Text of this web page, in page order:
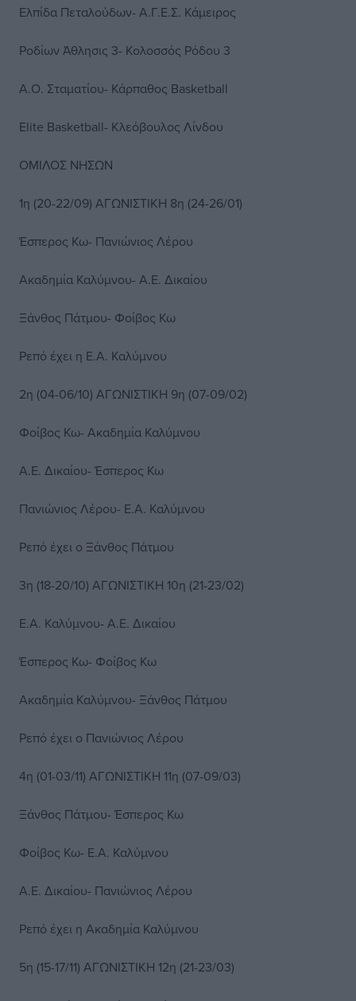
Ελπίδα Πεταλούδων- Α.Γ.Ε.Σ. Κάμειρος
Ροδίων Άθλησις 3- Κολοσσός Ρόδου 3
Α.Ο. Σταματίου- Κάρπαθος Basketball
Elite Basketball- Κλεόβουλος Λίνδου
ΟΜΙΛΟΣ ΝΗΣΩΝ
1η (20-22/09) ΑΓΩΝΙΣΤΙΚΗ 8η (24-26/01)
Έσπερος Κω- Πανιώνιος Λέρου
Ακαδημία Καλύμνου- Α.Ε. Δικαίου
Ξάνθος Πάτμου- Φοίβος Κω
Ρεπό έχει η Ε.Α. Καλύμνου
2η (04-06/10) ΑΓΩΝΙΣΤΙΚΗ 9η (07-09/02)
Φοίβος Κω- Ακαδημία Καλύμνου
Α.Ε. Δικαίου- Έσπερος Κω
Πανιώνιος Λέρου- Ε.Α. Καλύμνου
Ρεπό έχει ο Ξάνθος Πάτμου
3η (18-20/10) ΑΓΩΝΙΣΤΙΚΗ 10η (21-23/02)
Ε.Α. Καλύμνου- Α.Ε. Δικαίου
Έσπερος Κω- Φοίβος Κω
Ακαδημία Καλύμνου- Ξάνθος Πάτμου
Ρεπό έχει ο Πανιώνιος Λέρου
4η (01-03/11) ΑΓΩΝΙΣΤΙΚΗ 11η (07-09/03)
Ξάνθος Πάτμου- Έσπερος Κω
Φοίβος Κω- Ε.Α. Καλύμνου
Α.Ε. Δικαίου- Πανιώνιος Λέρου
Ρεπό έχει η Ακαδημία Καλύμνου
5η (15-17/11) ΑΓΩΝΙΣΤΙΚΗ 12η (21-23/03)